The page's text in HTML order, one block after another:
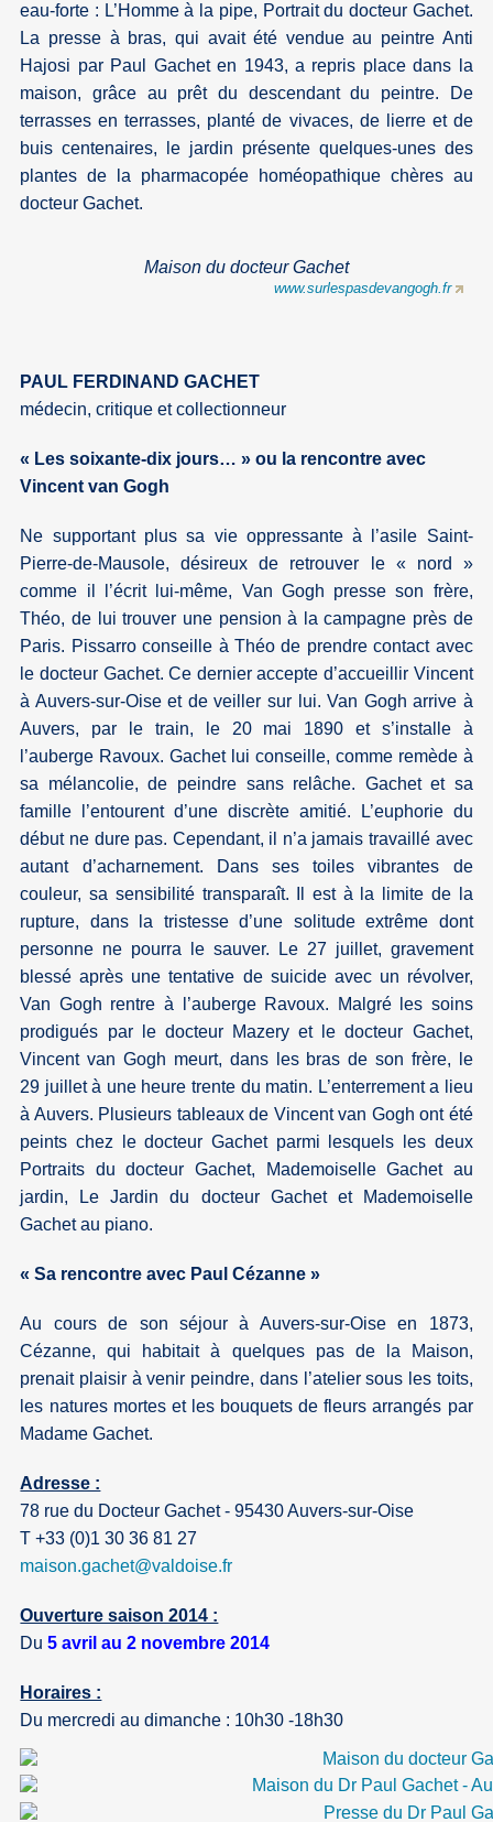
eau-forte : L’Homme à la pipe, Portrait du docteur Gachet.
La presse à bras, qui avait été vendue au peintre Anti
Hajosi par Paul Gachet en 1943, a repris place dans la
maison, grâce au prêt du descendant du peintre. De
terrasses en terrasses, planté de vivaces, de lierre et de
buis centenaires, le jardin présente quelques-unes des
plantes de la pharmacopée homéopathique chères au
docteur Gachet.
Maison du docteur Gachet
www.surlespasdevangogh.fr
PAUL FERDINAND GACHET
médecin, critique et collectionneur
« Les soixante-dix jours… » ou la rencontre avec
Vincent van Gogh
Ne supportant plus sa vie oppressante à l’asile Saint-
Pierre-de-Mausole, désireux de retrouver le « nord »
comme il l’écrit lui-même, Van Gogh presse son frère,
Théo, de lui trouver une pension à la campagne près de
Paris. Pissarro conseille à Théo de prendre contact avec
le docteur Gachet. Ce dernier accepte d’accueillir Vincent
à Auvers-sur-Oise et de veiller sur lui. Van Gogh arrive à
Auvers, par le train, le 20 mai 1890 et s’installe à
l’auberge Ravoux. Gachet lui conseille, comme remède à
sa mélancolie, de peindre sans relâche. Gachet et sa
famille l’entourent d’une discrète amitié. L’euphorie du
début ne dure pas. Cependant, il n’a jamais travaillé avec
autant d’acharnement. Dans ses toiles vibrantes de
couleur, sa sensibilité transparaît. Il est à la limite de la
rupture, dans la tristesse d’une solitude extrême dont
personne ne pourra le sauver. Le 27 juillet, gravement
blessé après une tentative de suicide avec un révolver,
Van Gogh rentre à l’auberge Ravoux. Malgré les soins
prodigués par le docteur Mazery et le docteur Gachet,
Vincent van Gogh meurt, dans les bras de son frère, le
29 juillet à une heure trente du matin. L’enterrement a lieu
à Auvers. Plusieurs tableaux de Vincent van Gogh ont été
peints chez le docteur Gachet parmi lesquels les deux
Portraits du docteur Gachet, Mademoiselle Gachet au
jardin, Le Jardin du docteur Gachet et Mademoiselle
Gachet au piano.
« Sa rencontre avec Paul Cézanne »
Au cours de son séjour à Auvers-sur-Oise en 1873,
Cézanne, qui habitait à quelques pas de la Maison,
prenait plaisir à venir peindre, dans l’atelier sous les toits,
les natures mortes et les bouquets de fleurs arrangés par
Madame Gachet.
Adresse :
78 rue du Docteur Gachet - 95430 Auvers-sur-Oise
T +33 (0)1 30 36 81 27
maison.gachet@valdoise.fr
Ouverture saison 2014 :
Du5 avril au 2 novembre 2014
Horaires :
Du mercredi au dimanche : 10h30 -18h30